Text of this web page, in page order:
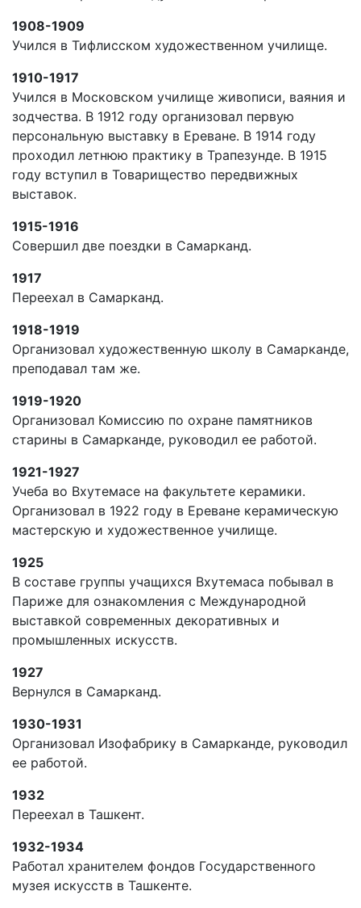
1908-1909
Учился в Тифлисском художественном училище.
1910-1917
Учился в Московском училище живописи, ваяния и
зодчества. В 1912 году организовал первую
персональную выставку в Ереване. В 1914 году
проходил летнюю практику в Трапезунде. В 1915
году вступил в Товарищество передвижных
выставок.
1915-1916
Совершил две поездки в Самарканд.
1917
Переехал в Самарканд.
1918-1919
Организовал художественную школу в Самарканде,
преподавал там же.
1919-1920
Организовал Комиссию по охране памятников
старины в Самарканде, руководил ее работой.
1921-1927
Учеба во Вхутемасе на факультете керамики.
Организовал в 1922 году в Ереване керамическую
мастерскую и художественное училище.
1925
В составе группы учащихся Вхутемаса побывал в
Париже для ознакомления с Международной
выставкой современных декоративных и
промышленных искусств.
1927
Вернулся в Самарканд.
1930-1931
Организовал Изофабрику в Самарканде, руководил
ее работой.
1932
Переехал в Ташкент.
1932-1934
Работал хранителем фондов Государственного
музея искусств в Ташкенте.